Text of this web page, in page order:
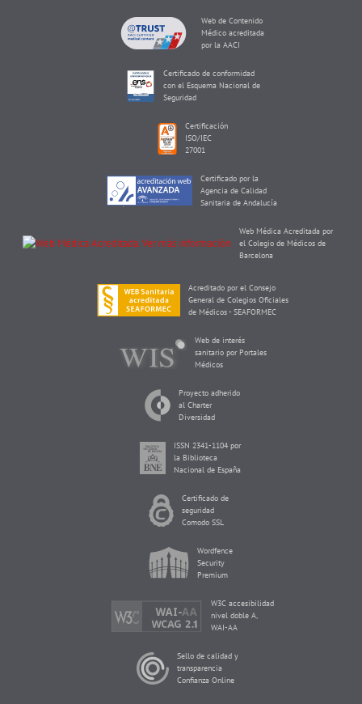
Web de Contenido
Médico acreditada
por la AACI
Certificado de conformidad
con el Esquema Nacional de
Seguridad
Certificación
ISO/IEC
27001
Certificado por la
Agencia de Calidad
Sanitaria de Andalucía
Web Médica Acreditada por
el Colegio de Médicos de
Barcelona
Acreditado por el Consejo
General de Colegios Oficiales
de Médicos - SEAFORMEC
Web de interés
sanitario por Portales
Médicos
Proyecto adherido
al Charter
Diversidad
ISSN 2341-1104 por
la Biblioteca
Nacional de España
Certificado de
seguridad
Comodo SSL
Wordfence
Security
Premium
W3C accesibilidad
nivel doble A,
WAI-AA
Sello de calidad y
transparencia
Confianza Online